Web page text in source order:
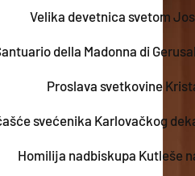
Velika devetnica svetom
della Madonna di
Proslava svetkovine
svećenika Karlovačkog
Homilija nadbiskupa Kutleše